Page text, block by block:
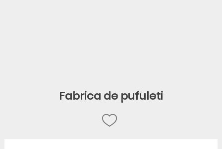
Fabrica de pufuleti